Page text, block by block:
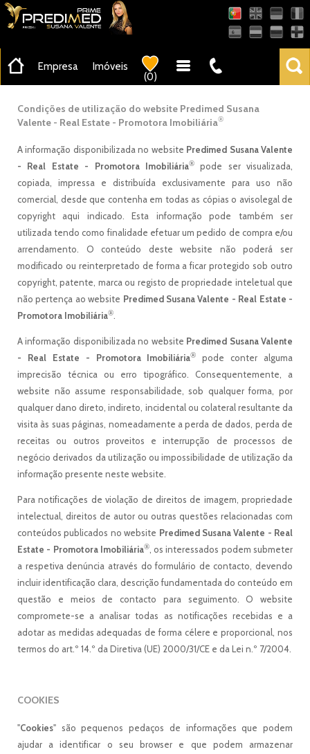
Empresa
Imóveis
(0)
Condições de utilização do website Predimed Susana
Valente - Real Estate - Promotora Imobiliária®
A informação disponibilizada no website Predimed Susana Valente
- Real Estate - Promotora Imobiliária®pode ser visualizada,
copiada, impressa e distribuída exclusivamente para uso não
comercial, desde que contenha em todas as cópias o avisolegal de
copyright aqui indicado. Esta informação pode também ser
utilizada tendo como finalidade efetuar um pedido de compra e/ou
arrendamento. O conteúdo deste website não poderá ser
modificado ou reinterpretado de forma a ficar protegido sob outro
copyright, patente, marca ou registo de propriedade inteletual que
não pertença ao website Predimed Susana Valente - Real Estate -
Promotora Imobiliária®.
A informação disponibilizada no website Predimed Susana Valente
- Real Estate - Promotora Imobiliária®
pode conter alguma
imprecisão técnica ou erro tipográfico. Consequentemente, a
website não assume responsabilidade, sob qualquer forma, por
qualquer dano direto, indireto, incidental ou colateral resultante da
visita às suas páginas, nomeadamente a perda de dados, perda de
receitas ou outros proveitos e interrupção de processos de
negócio derivados da utilização ou impossibilidade de utilização da
informação presente neste website.
Para notificações de violação de direitos de imagem, propriedade
intelectual, direitos de autor ou outras questões relacionadas com
conteúdos publicados no website Predimed Susana Valente - Real
Estate - Promotora Imobiliária®, os interessados podem submeter
a respetiva denúncia através do formulário de contacto, devendo
incluir identificação clara, descrição fundamentada do conteúdo em
questão e meios de contacto para seguimento. O website
compromete-se a analisar todas as notificações recebidas e a
adotar as medidas adequadas de forma célere e proporcional, nos
termos do art.º 14.º da Diretiva (UE) 2000/31/CE e da Lei n.º 7/2004.
COOKIES
"Cookies" são pequenos pedaços de informações que podem
ajudar a identificar o seu browser e que podem armazenar